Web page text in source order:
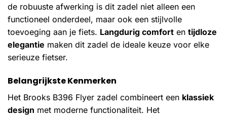
de robuuste afwerking is dit zadel niet alleen een
functioneel onderdeel, maar ook een stijlvolle
toevoeging aan je fiets. Langdurig comfort en tijdloze
elegantie maken dit zadel de ideale keuze voor elke
serieuze fietser.
Belangrijkste Kenmerken
Het Brooks B396 Flyer zadel combineert een klassiek
design met moderne functionaliteit. Het